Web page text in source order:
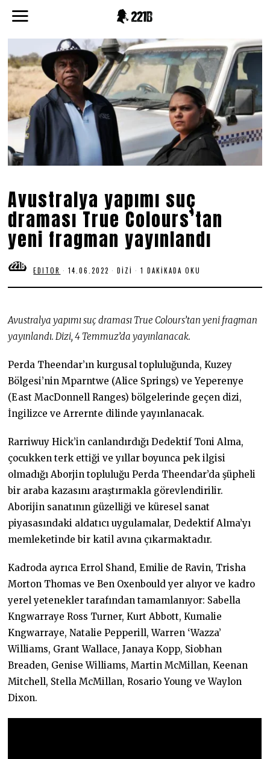
Avustralya yapımı suç
draması True Colours’tan
yeni fragman yayınlandı
EDITOR 14.06.2022 1
.
2
0
2
DIZI 1 DAKIKADA OKU
Avustralya yapımı suç draması True Colours’tan yeni fragman
yayınlandı. Dizi, 4 Temmuz’da yayınlanacak.
Perda Theendar’ın kurgusal topluluğunda, Kuzey
Bölgesi’nin Mparntwe (Alice Springs) ve Yeperenye
(East MacDonnell Ranges) bölgelerinde geçen dizi,
İngilizce ve Arrernte dilinde yayınlanacak.
Rarriwuy Hick’in canlandırdığı Dedektif Toni Alma,
çocukken terk ettiği ve yıllar boyunca pek ilgisi
olmadığı Aborjin topluluğu Perda Theendar’da şüpheli
bir araba kazasını araştırmakla görevlendirilir.
Aborijin sanatının güzelliği ve küresel sanat
piyasasındaki aldatıcı uygulamalar, Dedektif Alma’yı
memleketinde bir katil avına çıkarmaktadır.
Kadroda ayrıca Errol Shand, Emilie de Ravin, Trisha
Morton Thomas ve Ben Oxenbould yer alıyor ve kadro
yerel yetenekler tarafından tamamlanıyor: Sabella
Kngwarraye Ross Turner, Kurt Abbott, Kumalie
Kngwarraye, Natalie Pepperill, Warren ‘Wazza’
Williams, Grant Wallace, Janaya Kopp, Siobhan
Breaden, Genise Williams, Martin McMillan, Keenan
Mitchell, Stella McMillan, Rosario Young ve Waylon
Dixon.